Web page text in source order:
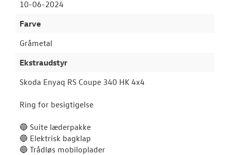
10-06-2024
Farve
Gråmetal
Ekstraudstyr
Skoda Enyaq RS Coupe 340 HK 4x4
Ring for besigtigelse
🔵 Suite læderpakke
🔵 Elektrisk bagklap
🔵 Trådløs mobiloplader